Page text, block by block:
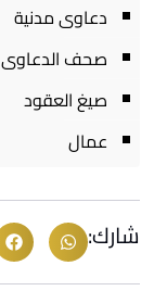
دعاوى مدنية
صحف الدعاوى
صيغ العقود
عمال
شارك: